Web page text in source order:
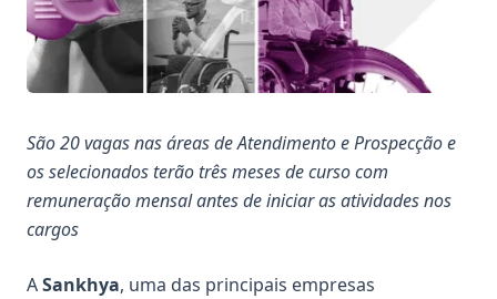
São 20 vagas nas áreas de Atendimento e Prospecção e
os selecionados terão três meses de curso com
remuneração mensal antes de iniciar as atividades nos
cargos
ASankhya, uma das principais empresas